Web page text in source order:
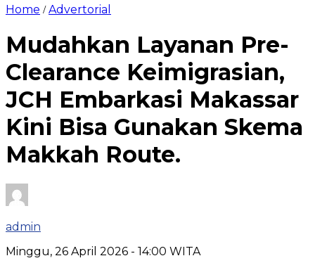
Home /Advertorial
Mudahkan Layanan Pre-
Clearance Keimigrasian,
JCH Embarkasi Makassar
Kini Bisa Gunakan Skema
Makkah Route.
admin
Minggu, 26 April 2026 - 14:00 WITA